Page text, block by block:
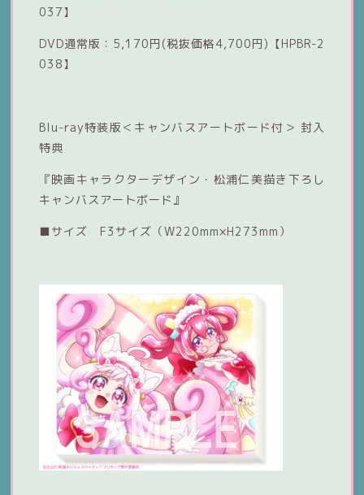
037】
DVD通常版：5,170円(税抜価格4,700円)【HPBR-2
038】
Blu-ray特装版＜キャンバスアートボード付＞ 封入
特典
『映画キャラクターデザイン・松浦仁美描き下ろし
キャンバスアートボード』
■サイズ F3サイズ（W220mm×H273mm）